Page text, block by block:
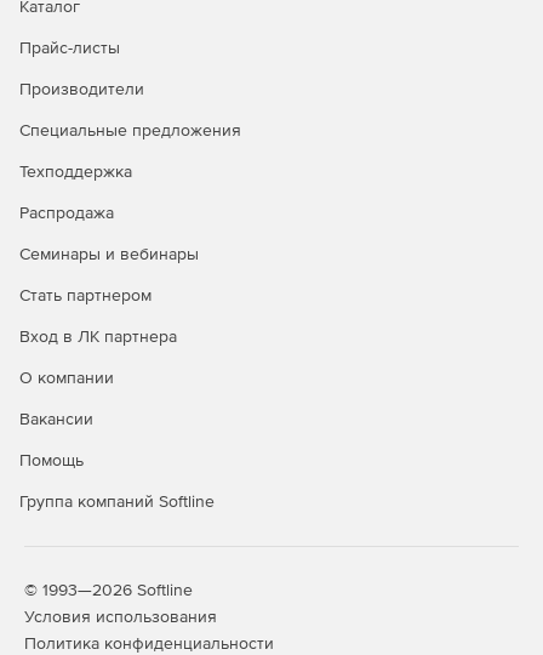
Каталог
Прайс-листы
Производители
Специальные предложения
Техподдержка
Распродажа
Семинары и вебинары
Стать партнером
Вход в ЛК партнера
О компании
Вакансии
Помощь
Группа компаний Softline
© 1993—2026 Softline
Условия использования
Политика конфиденциальности